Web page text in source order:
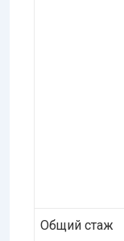
Общий стаж